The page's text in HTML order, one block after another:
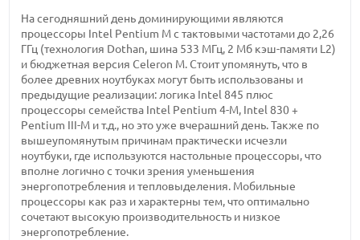
На сегодняшний день доминирующими являются
процессоры Intel Pentium M с тактовыми частотами до 2,26
ГГц (технология Dothan, шина 533 МГц, 2 Мб кэш-памяти L2)
и бюджетная версия Celeron M. Стоит упомянуть, что в
более древних ноутбуках могут быть использованы и
предыдущие реализации: логика Intel 845 плюс
процессоры семейства Intel Pentium 4-M, Intel 830 +
Pentium III-M и т.д., но это уже вчерашний день. Также по
вышеупомянутым причинам практически исчезли
ноутбуки, где используются настольные процессоры, что
вполне логично с точки зрения уменьшения
энергопотребления и тепловыделения. Мобильные
процессоры как раз и характерны тем, что оптимально
сочетают высокую производительность и низкое
энергопотребление.